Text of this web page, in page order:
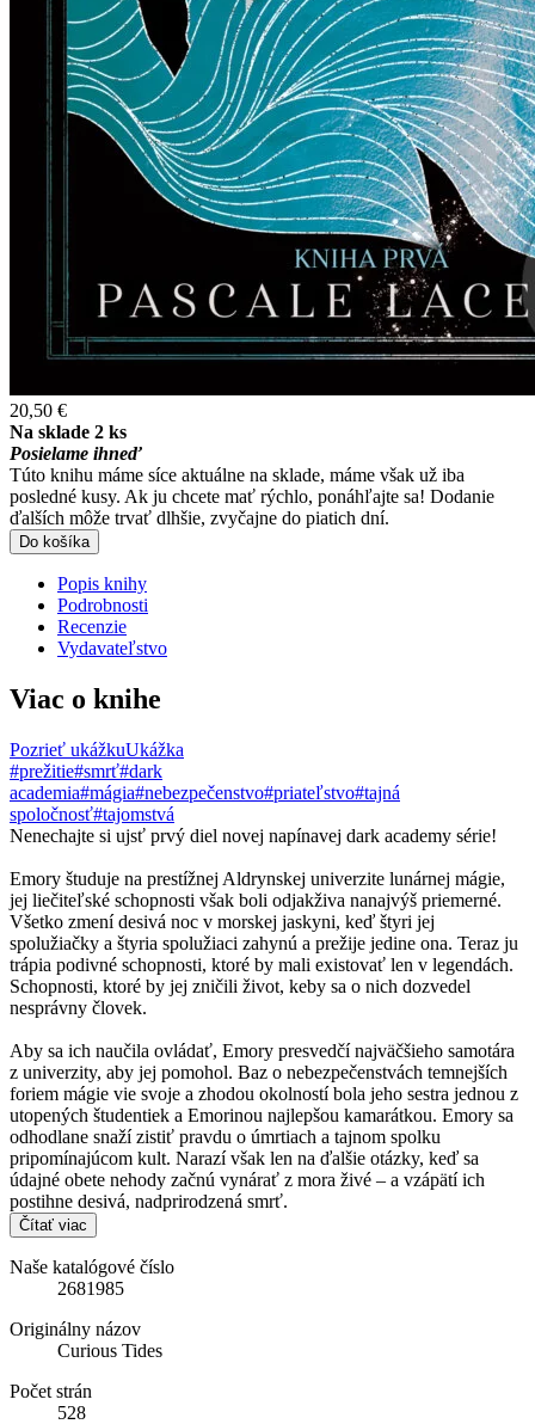
20,50 €
Na sklade 2 ks
Posielame ihneď
Túto knihu máme síce aktuálne na sklade, máme však už iba
posledné kusy. Ak ju chcete mať rýchlo, ponáhľajte sa! Dodanie
ďalších môže trvať dlhšie, zvyčajne do piatich dní.
Do košíka
Popis knihy
Podrobnosti
Recenzie
Vydavateľstvo
Viac o knihe
Pozrieť ukážkuUkážka
#prežitie#smrť#dark
academia#mágia#nebezpečenstvo#priateľstvo#tajná
spoločnosť#tajomstvá
Nenechajte si ujsť prvý diel novej napínavej dark academy série!
Emory študuje na prestížnej Aldrynskej univerzite lunárnej mágie,
jej liečiteľské schopnosti však boli odjakživa nanajvýš priemerné.
Všetko zmení desivá noc v morskej jaskyni, keď štyri jej
spolužiačky a štyria spolužiaci zahynú a prežije jedine ona. Teraz ju
trápia podivné schopnosti, ktoré by mali existovať len v legendách.
Schopnosti, ktoré by jej zničili život, keby sa o nich dozvedel
nesprávny človek.
Aby sa ich naučila ovládať, Emory presvedčí najväčšieho samotára
z univerzity, aby jej pomohol. Baz o nebezpečenstvách temnejších
foriem mágie vie svoje a zhodou okolností bola jeho sestra jednou z
utopených študentiek a Emorinou najlepšou kamarátkou. Emory sa
odhodlane snaží zistiť pravdu o úmrtiach a tajnom spolku
pripomínajúcom kult. Narazí však len na ďalšie otázky, keď sa
údajné obete nehody začnú vynárať z mora živé – a vzápätí ich
postihne desivá, nadprirodzená smrť.
Čítať viac
Naše katalógové číslo
2681985
Originálny názov
Curious Tides
Počet strán
528